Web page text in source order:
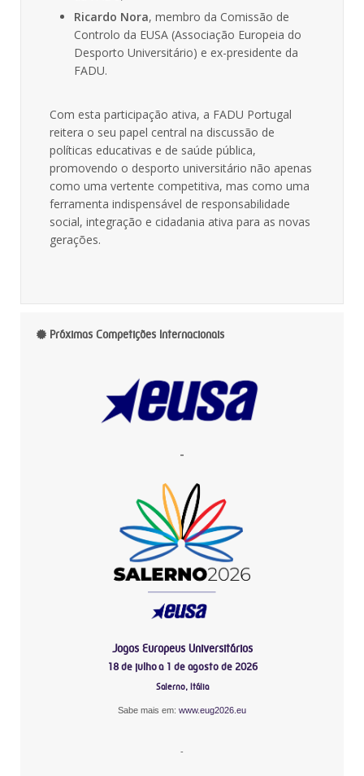
Ricardo Nora, membro da Comissão de
Controlo da EUSA (Associação Europeia do
Desporto Universitário) e ex-presidente da
FADU.
Com esta participação ativa, a FADU Portugal
reitera o seu papel central na discussão de
políticas educativas e de saúde pública,
promovendo o desporto universitário não apenas
como uma vertente competitiva, mas como uma
ferramenta indispensável de responsabilidade
social, integração e cidadania ativa para as novas
gerações.
Próximas Competições Internacionais
-
Jogos Europeus Universitários
18 de julho a 1 de agosto de 2026
Salerno, Itália
Sabe mais em: www.eug2026.eu
-